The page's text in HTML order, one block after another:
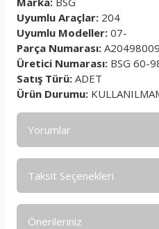
Uyumlu Araçlar: 204
Uyumlu Modeller: 07-
Parça Numarası:
Üretici Numarası: BSG 60-
Satış Türü: ADET
Ürün Durumu:
Yorumlar
Taksit Seçenekleri
Önerileriniz